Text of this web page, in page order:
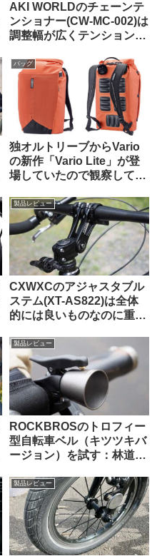
AKI WORLDのチェーンテ
ンショナー(CW-MC-002)は
調整幅が広くテンションも
バッグ
独オルトリーブからVario
の新作「Vario Lite」が登
場していたので観察してみ
製品レビュー
CXWXCのアジャスタブル
ステム(XT-AS822)は全体
的には良いものなのに重大
も惜しい
製品レビュー
ROCKBROSのトロフィー
型自転車ベル（キツツキバ
ージョン）を試す：林道サ
リ出会わないために…
製品レビュー